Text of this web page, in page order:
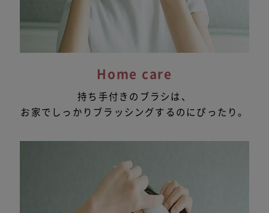
Home care
持ち手付きのブラシは、
お家でしっかりブラッシングするのにぴったり。